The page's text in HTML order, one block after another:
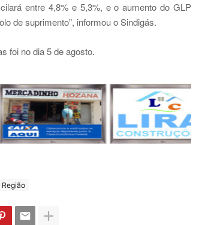
entre 4,8% e 5,3%, e o aumento do GLP
de suprimento”, informou o Sindigás.
foi no dia 5 de agosto.
Região